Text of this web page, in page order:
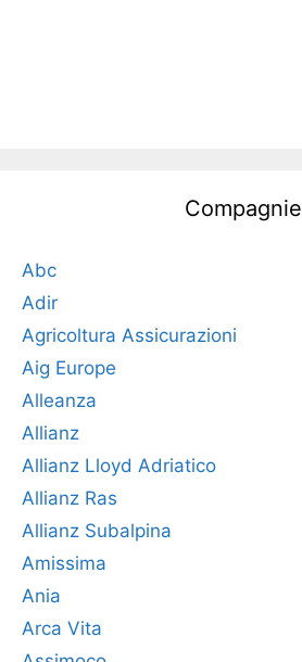
Compagnie
Abc
Adir
Agricoltura Assicurazioni
Aig Europe
Alleanza
Allianz
Allianz Lloyd Adriatico
Allianz Ras
Allianz Subalpina
Amissima
Ania
Arca Vita